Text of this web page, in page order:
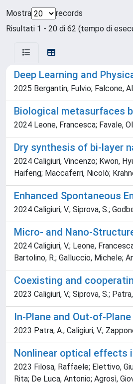
Mostra
records
Risultati 1 - 20 di 62 (tempo di
Deep Learning and
2025 Bergantin, Fulvio; Falcone,
Biological metasurfaces
2024 Leone, Francesca; Favale,
Dry synthesis of bi-layer
2024 Caligiuri, Vincenzo; Kwon,
Haifeng; Maccaferri, Nicolò;
Enhanced Spontaneous
2024 Caligiuri, V.; Siprova, S.;
Micro- and Nano-
2024 Caligiuri, V.; Leone,
Bartolino, R.; Galluccio, Michele;
Coexisting and
2023 Caligiuri, V.; Siprova, S.;
In-Plane and Out-of-
2023 Patra, A.; Caligiuri, V.;
Nonlinear optical effects
2023 Filosa, Raffaele; Elettivo,
Rita; De Luca, Antonio; Agrosì,